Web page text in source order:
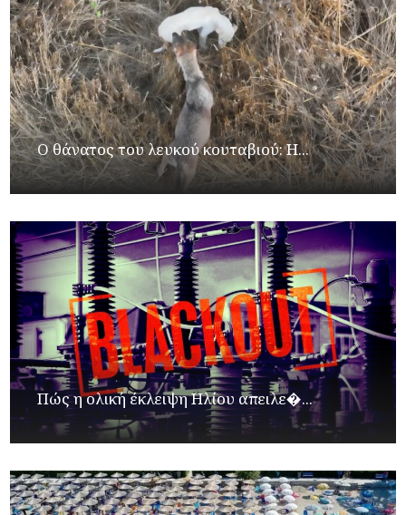
Ο θάνατος του λευκού κουταβιού: Η...
Πώς η ολική έκλειψη Ηλίου απειλε�...